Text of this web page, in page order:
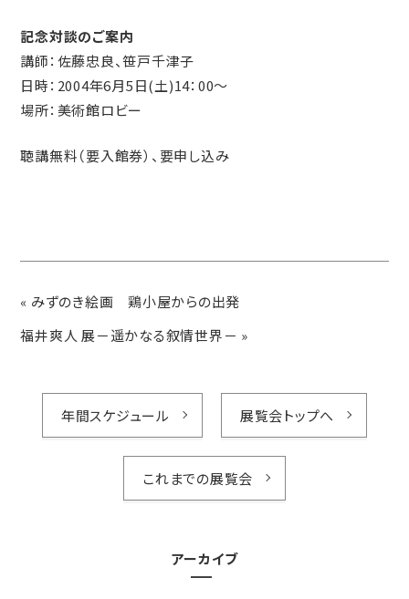
記念対談のご案内
講師：佐藤忠良、笹戸千津子
日時：2004年6月5日(土)14：00～
場所：美術館ロビー
聴講無料（要入館券）、要申し込み
« みずのき絵画 鶏小屋からの出発
福井爽人 展－遥かなる叙情世界－ »
年間スケジュール 展覧会トップへ
これまでの展覧会
アーカイブ